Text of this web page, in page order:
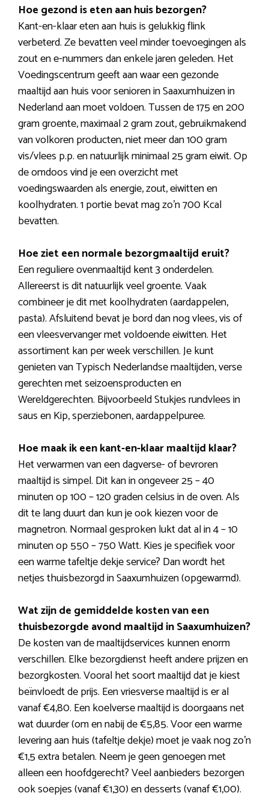
Hoe gezond is eten aan huis bezorgen?
Kant-en-klaar eten aan huis is gelukkig flink
verbeterd. Ze bevatten veel minder toevoegingen als
zout en e-nummers dan enkele jaren geleden. Het
Voedingscentrum geeft aan waar een gezonde
maaltijd aan huis voor senioren in Saaxumhuizen in
Nederland aan moet voldoen. Tussen de 175 en 200
gram groente, maximaal 2 gram zout, gebruikmakend
van volkoren producten, niet meer dan 100 gram
vis/vlees p.p. en natuurlijk minimaal 25 gram eiwit. Op
de omdoos vind je een overzicht met
voedingswaarden als energie, zout, eiwitten en
koolhydraten. 1 portie bevat mag zo’n 700 Kcal
bevatten.
Hoe ziet een normale bezorgmaaltijd eruit?
Een reguliere ovenmaaltijd kent 3 onderdelen.
Allereerst is dit natuurlijk veel groente. Vaak
combineer je dit met koolhydraten (aardappelen,
pasta). Afsluitend bevat je bord dan nog vlees, vis of
een vleesvervanger met voldoende eiwitten. Het
assortiment kan per week verschillen. Je kunt
genieten van Typisch Nederlandse maaltijden, verse
gerechten met seizoensproducten en
Wereldgerechten. Bijvoorbeeld Stukjes rundvlees in
saus en Kip, sperziebonen, aardappelpuree.
Hoe maak ik een kant-en-klaar maaltijd klaar?
Het verwarmen van een dagverse- of bevroren
maaltijd is simpel. Dit kan in ongeveer 25 – 40
minuten op 100 – 120 graden celsius in de oven. Als
dit te lang duurt dan kun je ook kiezen voor de
magnetron. Normaal gesproken lukt dat al in 4 – 10
minuten op 550 – 750 Watt. Kies je specifiek voor
een warme tafeltje dekje service? Dan wordt het
netjes thuisbezorgd in Saaxumhuizen (opgewarmd).
Wat zijn de gemiddelde kosten van een
thuisbezorgde avond maaltijd in Saaxumhuizen?
De kosten van de maaltijdservices kunnen enorm
verschillen. Elke bezorgdienst heeft andere prijzen en
bezorgkosten. Vooral het soort maaltijd dat je kiest
beïnvloedt de prijs. Een vriesverse maaltijd is er al
vanaf €4,80. Een koelverse maaltijd is doorgaans net
wat duurder (om en nabij de €5,85. Voor een warme
levering aan huis (tafeltje dekje) moet je vaak nog zo’n
€1,5 extra betalen. Neem je geen genoegen met
alleen een hoofdgerecht? Veel aanbieders bezorgen
ook soepjes (vanaf €1,30) en desserts (vanaf €1,00).